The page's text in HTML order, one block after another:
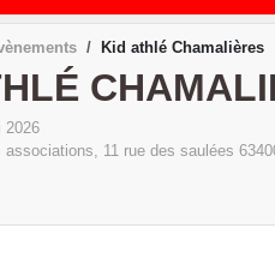
Kid athlé Chamalières
2026
associations, 11 rue des saulées